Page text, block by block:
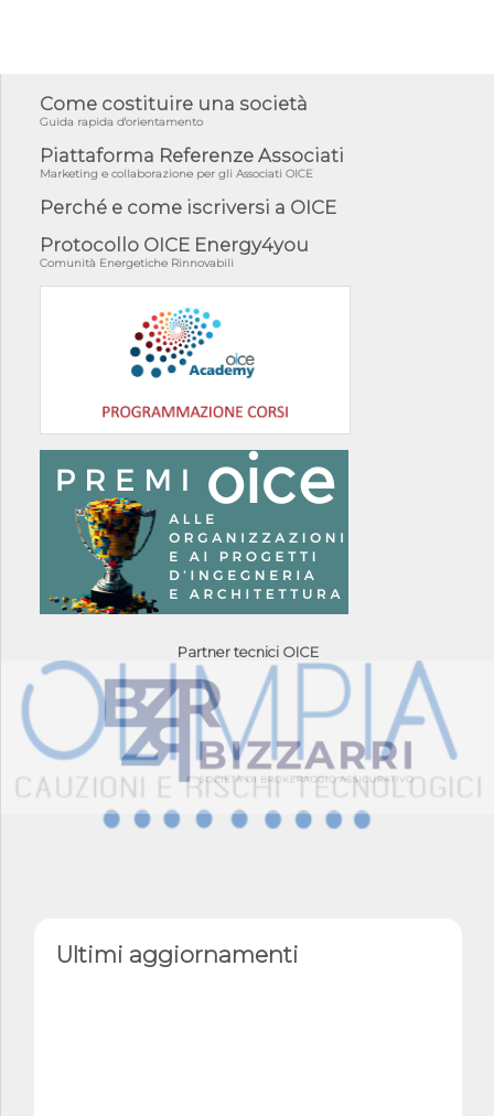
Come costituire una società
Guida rapida d'orientamento
Piattaforma Referenze Associati
Marketing e collaborazione per gli Associati OICE
Perché e come iscriversi a OICE
Protocollo OICE Energy4you
Comunità Energetiche Rinnovabili
Partner tecnici OICE
Ultimi aggiornamenti